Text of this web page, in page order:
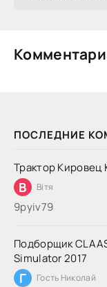
ПОСЛЕДНИЕ
Трактор Кировец
В Вітя
9руіv79
Подборщик
Simulator 2017
Г Гость Николай